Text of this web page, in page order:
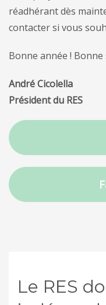
réadhérant dès
contacter si vous
Bonne année !
André Cicolella
Président du RES
Le RES